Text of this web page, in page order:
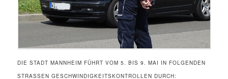
DIE STADT MANNHEIM FÜHRT VOM 5. BIS 9. MAI IN FOLGENDEN
STRASSEN GESCHWINDIGKEITSKONTROLLEN DURCH: